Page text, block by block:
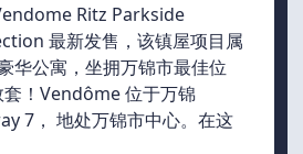
Ritz Parkside
最新发售，该镇屋项目属
华公寓，坐拥万锦市最佳位
！Vendôme 位于万锦
7， 地处万锦市中心。在这